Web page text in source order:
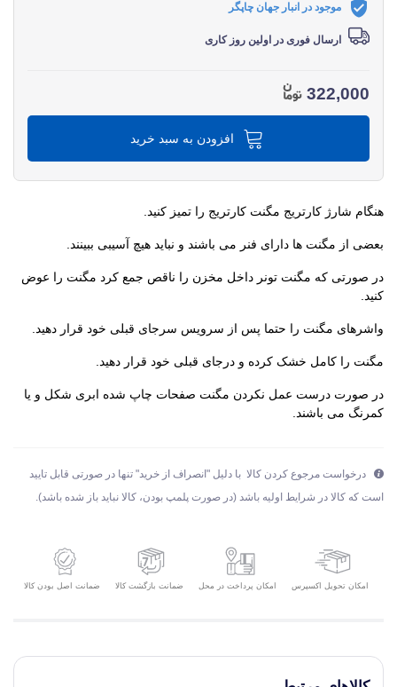
موجود در انبار جهان چاپگر
ارسال فوری در اولین روز کاری
322,000
افزودن به سبد خرید
هنگام شارژ کارتریج مگنت کارتریج را تمیز کنید.
بعضی از مگنت ها دارای فنر می باشند و نباید هیچ آسیبی ببینند.
در صورتی که مگنت تونر داخل مخزن را ناقص جمع کرد مگنت را عوض
کنید.
واشرهای مگنت را حتما پس از سرویس سرجای قبلی خود قرار دهید.
مگنت را کامل خشک کرده و درجای قبلی خود قرار دهید.
در صورت درست عمل نکردن مگنت صفحات چاپ شده ابری شکل و یا
کمرنگ می باشند.
درخواست مرجوع کردن کالا با دلیل "انصراف از خرید" تنها در صورتی قابل تایید
است که کالا در شرایط اولیه باشد (در صورت پلمپ بودن، کالا نباید باز شده باشد).
امکان تحویل اکسپرس امکان پرداخت در محل ضمانت بازگشت کالا ضمانت اصل بودن کالا